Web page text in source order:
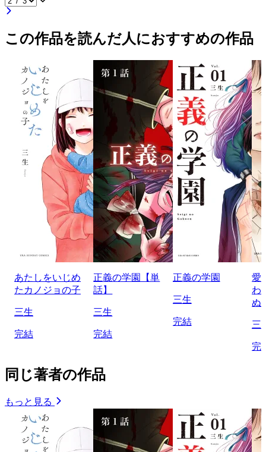
この作品を読んだ人におすすめの作品
あたしをいじめ
たカノジョの子
三生
完結
正義の学園【単
話】
三生
完結
正義の学園
三生
完結
愛
わ
ぬ
三
完
同じ著者の作品
もっと見る